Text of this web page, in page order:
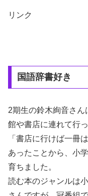
リンク
国語辞書好き
2期生の鈴木絢音さ
館や書店に連れて行
「書店に行けば一冊
あったことから、小
育ちました。
読む本のジャンルは